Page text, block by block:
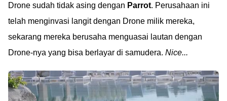
Drone sudah tidak asing dengan Parrot. Perusahaan ini
telah menginvasi langit dengan Drone milik mereka,
sekarang mereka berusaha menguasai lautan dengan
Drone-nya yang bisa berlayar di samudera. Nice...